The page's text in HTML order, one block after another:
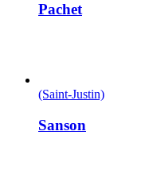
Pachet
(Saint-Justin)
Sanson